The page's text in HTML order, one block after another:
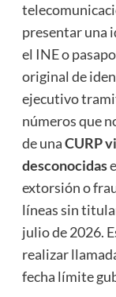
presentar una
el INE o
original de
ejecutivo
números que
de unaCURP
desconocidas
extorsión o
líneas sin
julio de 2026.
realizar
fecha límite